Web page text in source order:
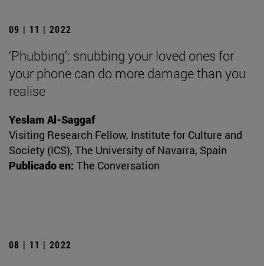
09 | 11 | 2022
‘Phubbing’: snubbing your loved ones for
your phone can do more damage than you
realise
Yeslam Al-Saggaf
Visiting Research Fellow, Institute for Culture and
Society (ICS), The University of Navarra, Spain
Publicado en: The Conversation
08 | 11 | 2022